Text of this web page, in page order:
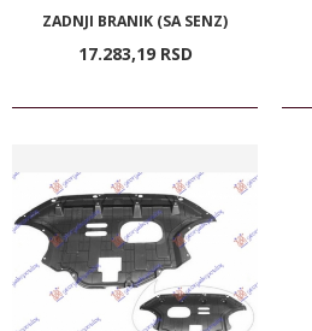
ZADNJI BRANIK (SA SENZ)
17.283,19 RSD